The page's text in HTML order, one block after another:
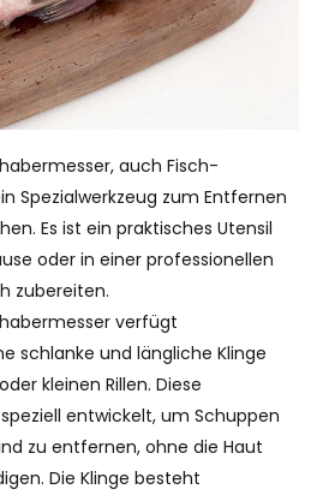
auch Fisch-
Spezialwerkzeug zum Entfernen
Es ist ein praktisches Utensil
oder in einer professionellen
zubereiten.
verfügt
schlanke und längliche Klinge
kleinen Rillen. Diese
entwickelt, um Schuppen
zu entfernen, ohne die Haut
Die Klinge besteht